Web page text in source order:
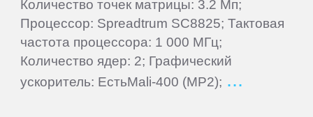
Количество точек матрицы: 3.2 Мп;
Процессор: Spreadtrum SC8825; Тактовая
частота процессора: 1 000 МГц;
Количество ядер: 2; Графический
ускоритель: ЕстьMali-400 (MP2);
Ginzzu
Globex
Globus